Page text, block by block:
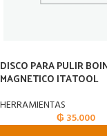
DISCO PARA PULIR
MAGNETICO ITATOOL
HERRAMIENTAS
₲ 35.000